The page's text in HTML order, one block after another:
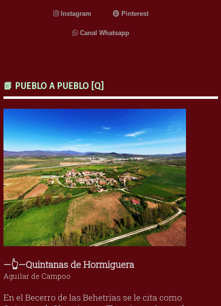
Instagram Pinterest
Canal Whatsapp
📗 PUEBLO A PUEBLO [Q]
—👆—Quintanas de Hormiguera
Aguilar de Campoo
En el Becerro de las Behetrías se le cita como